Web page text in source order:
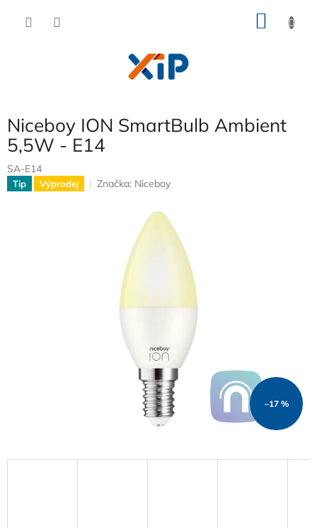
Niceboy ION SmartBulb Ambient
5,5W - E14
SA-E14
Tip Výprodej Značka: Niceboy
–17 %